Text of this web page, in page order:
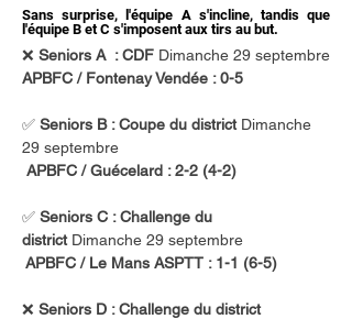
Sans surprise, l'équipe A s'incline, tandis que
l'équipe B et C s'imposent aux tirs au but.
❌ Seniors A  : CDF Dimanche 29 septembre
APBFC / Fontenay Vendée : 0-5
✅ Seniors B : Coupe du district Dimanche
29 septembre
APBFC / Guécelard : 2-2 (4-2)
✅ Seniors C : Challenge du
district Dimanche 29 septembre
APBFC / Le Mans ASPTT : 1-1 (6-5)
❌ Seniors D : Challenge du district